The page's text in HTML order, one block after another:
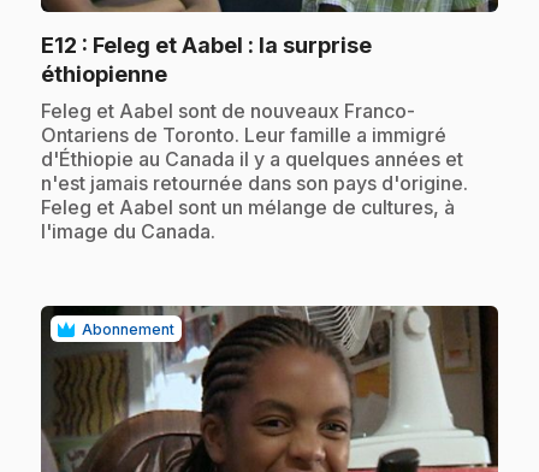
E12 : Feleg et Aabel : la surprise
éthiopienne.
.Feleg et Aabel sont de nouveaux Franco-
Ontariens de Toronto. Leur famille a immigré
d'Éthiopie au Canada il y a quelques années et
n'est jamais retournée dans son pays d'origine.
Feleg et Aabel sont un mélange de cultures, à
l'image du Canada.
Abonnement